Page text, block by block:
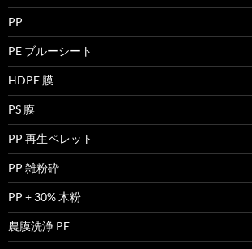
PP
PE ブルーシート
HDPE 膜
PS 膜
PP 再生ペレット
PP 雑粉砕
PP + 30% 木粉
農膜洗浄 PE